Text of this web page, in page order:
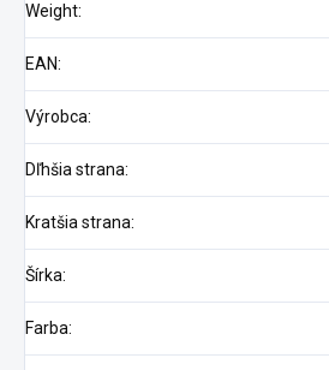
Weight:
EAN:
Výrobca:
Dľhšia strana:
Kratšia strana:
Šírka:
Farba: